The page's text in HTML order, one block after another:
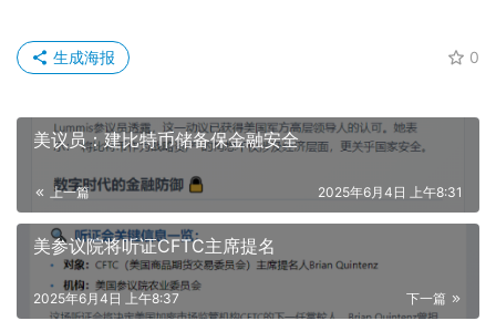
0
生成海报
美议员：建比特币储备保金融安全
上一篇 2025年6月4日 上午8:31
美参议院将听证CFTC主席提名
下一篇
2025年6月4日 上午8:37